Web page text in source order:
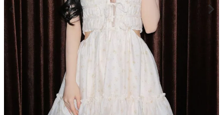
タイトロングドレス
Aラインロングドレス
バースデードレス